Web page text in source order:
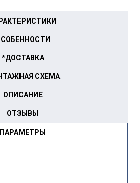
ПАРАМЕТРЫ
*ДОСТАВКА
СХЕМА
ОПИСАНИЕ
ОТЗЫВЫ